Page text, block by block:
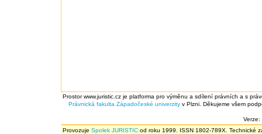
Prostor www.juristic.cz je platforma pro výměnu a sdílení právních a s
Právnická fakulta Západočeské univerzity v Plzni. Děkujeme všem
Verze:
Provozuje Spolek JURISTIC od roku 1999. ISSN 1802-789X. Technické